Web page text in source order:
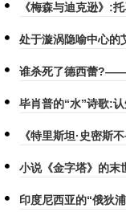
《梅森与迪克逊》:
处于漩涡隐喻中心
谁杀死了德西蕾?——
毕肖普的“水”诗歌:
《特里斯坦·史密斯
小说《金字塔》的末
印度尼西亚的“俄狄